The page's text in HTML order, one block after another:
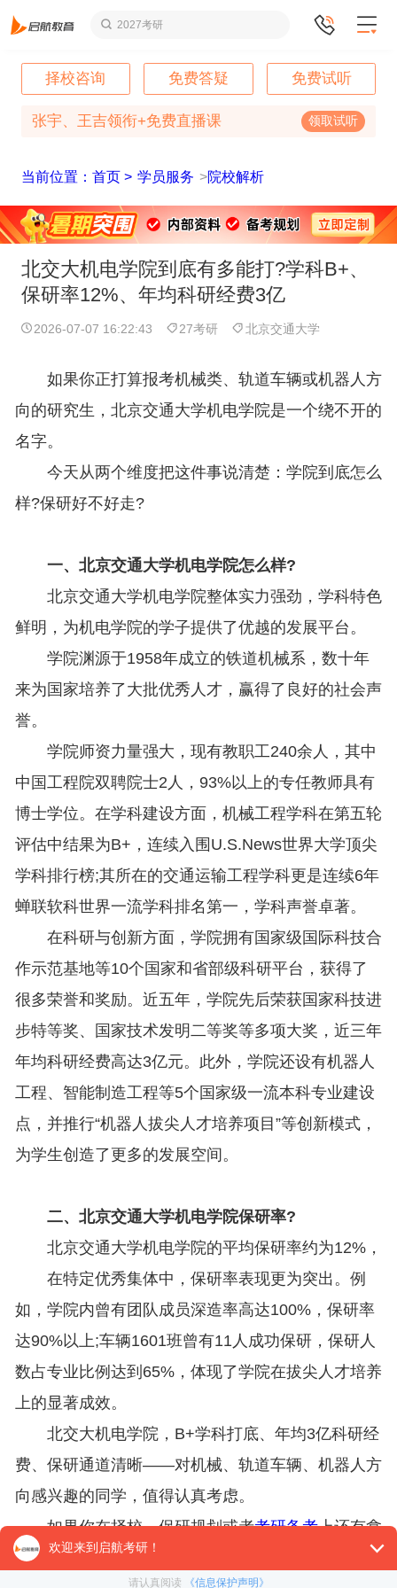
2027考研
择校咨询 免费答疑 免费试听
张宇、王吉领衔+免费直播课 领取试听
当前位置：首页 > 学员服务 >院校解析
北交大机电学院到底有多能打?学科B+、
保研率12%、年均科研经费3亿
2026-07-07 16:22:43 27考研 北京交通大学
如果你正打算报考机械类、轨道车辆或机器人方
向的研究生，北京交通大学机电学院是一个绕不开的
名字。
今天从两个维度把这件事说清楚：学院到底怎么
样?保研好不好走?
一、北京交通大学机电学院怎么样?
北京交通大学机电学院整体实力强劲，学科特色
鲜明，为机电学院的学子提供了优越的发展平台。
学院渊源于1958年成立的铁道机械系，数十年
来为国家培养了大批优秀人才，赢得了良好的社会声
誉。
学院师资力量强大，现有教职工240余人，其中
中国工程院双聘院士2人，93%以上的专任教师具有
博士学位。在学科建设方面，机械工程学科在第五轮
评估中结果为B+，连续入围U.S.News世界大学顶尖
学科排行榜;其所在的交通运输工程学科更是连续6年
蝉联软科世界一流学科排名第一，学科声誉卓著。
在科研与创新方面，学院拥有国家级国际科技合
作示范基地等10个国家和省部级科研平台，获得了
很多荣誉和奖励。近五年，学院先后荣获国家科技进
步特等奖、国家技术发明二等奖等多项大奖，近三年
年均科研经费高达3亿元。此外，学院还设有机器人
工程、智能制造工程等5个国家级一流本科专业建设
点，并推行“机器人拔尖人才培养项目”等创新模式，
为学生创造了更多的发展空间。
二、北京交通大学机电学院保研率?
北京交通大学机电学院的平均保研率约为12%，
在特定优秀集体中，保研率表现更为突出。例
如，学院内曾有团队成员深造率高达100%，保研率
达90%以上;车辆1601班曾有11人成功保研，保研人
数占专业比例达到65%，体现了学院在拔尖人才培养
上的显著成效。
北交大机电学院，B+学科打底、年均3亿科研经
费、保研通道清晰——对机械、轨道车辆、机器人方
向感兴趣的同学，值得认真考虑。
如果你在择校、保研规划或者考研备考上还有拿
不准的地方，启航考研
可以帮你做信息梳理和方向判